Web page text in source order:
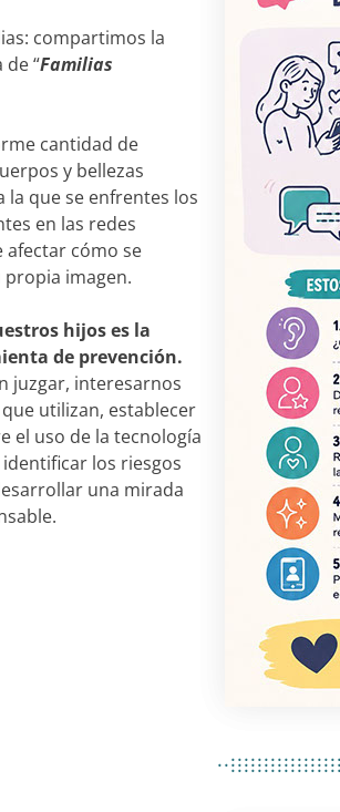
compartimos la
“Familias
cantidad de
y bellezas
la que se enfrentes los
en las redes
afectar cómo se
imagen.
hijos es la
de prevención.
juzgar, interesarnos
utilizan, establecer
el uso de la tecnología
los riesgos
una mirada